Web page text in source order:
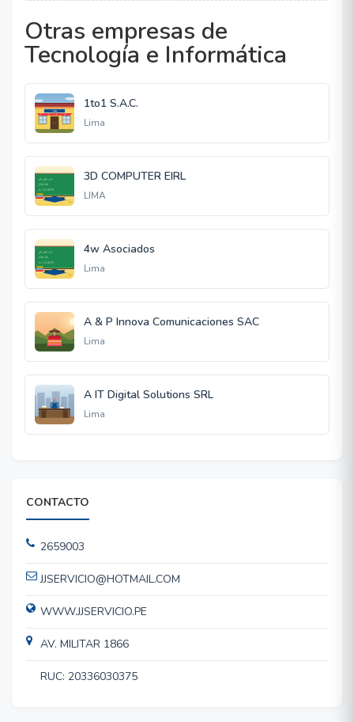
Otras empresas de
Tecnología e Informática
1to1 S.A.C.
Lima
3D COMPUTER EIRL
LIMA
4w Asociados
Lima
A & P Innova Comunicaciones SAC
Lima
A IT Digital Solutions SRL
Lima
CONTACTO
2659003
JJSERVICIO@HOTMAIL.COM
WWW.JJSERVICIO.PE
AV. MILITAR 1866
RUC: 20336030375